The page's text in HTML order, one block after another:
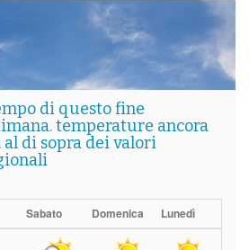
di questo fine
temperature ancora
al di sopra dei valori
Sabato Domenica Lunedì